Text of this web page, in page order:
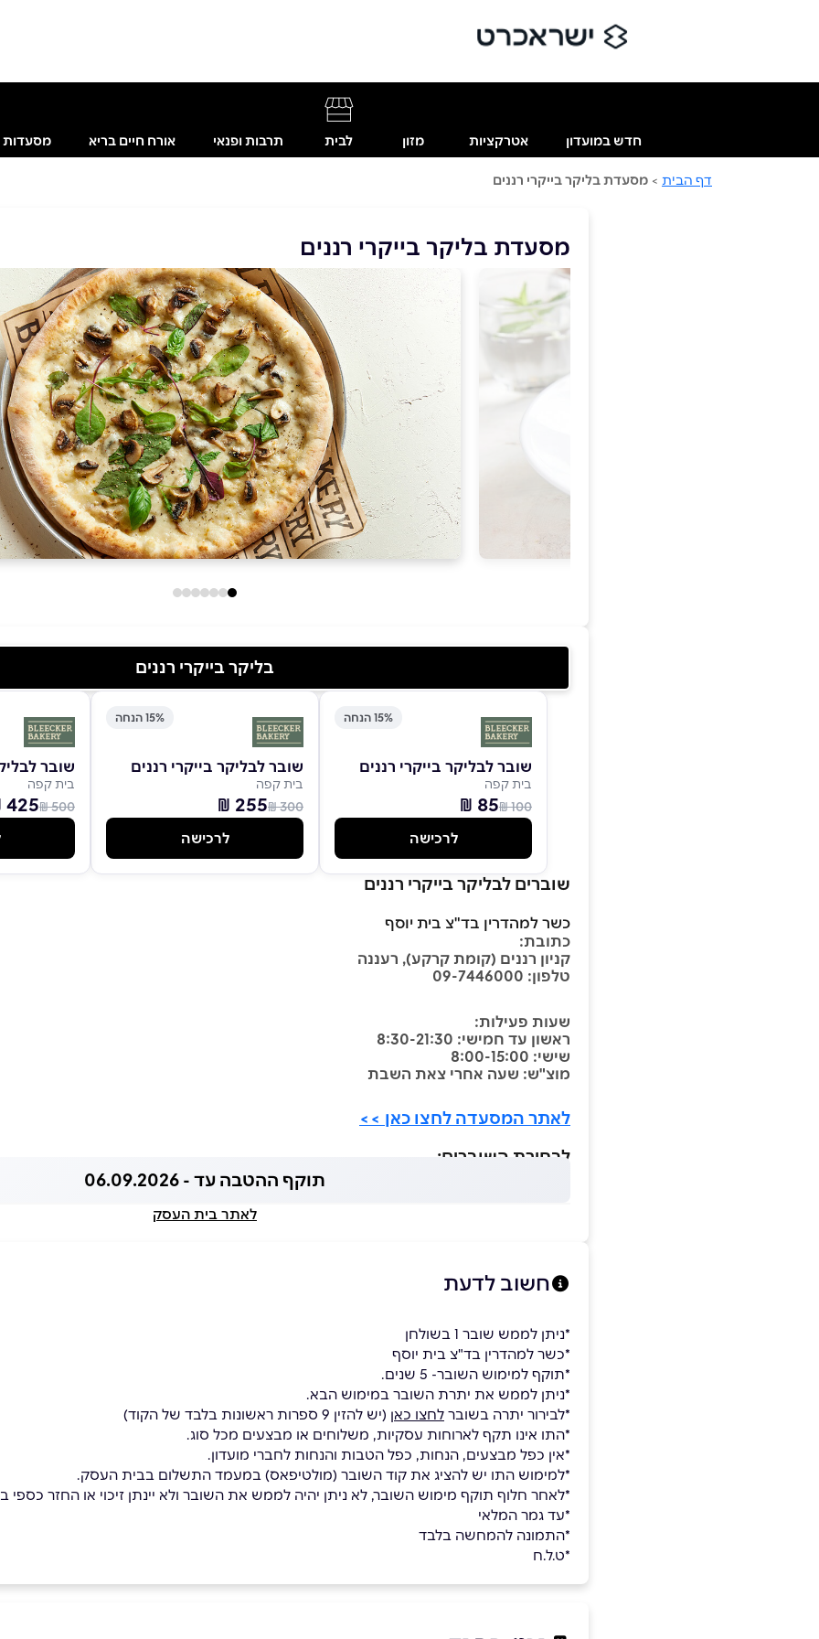
חדש במועדון אטרקציות מזון לבית תרבות ופנאי אורח חיים בריא מסעדות
דף הבית > מסעדת בליקר בייקרי רננים
מסעדת בליקר בייקרי רננים
בליקר בייקרי רננים
15% הנחה
שובר לבליקר בייקרי רננים
בית קפה
100 ₪
85 ₪
לרכישה
15% הנחה
שובר לבליקר בייקרי רננים
בית קפה
300 ₪
255 ₪
לרכישה
שובר
בית קפה
500 ₪
425 ₪
שוברים לבליקר בייקרי רננים
כשר למהדרין בד"צ בית יוסף
כתובת:
קניון רננים (קומת קרקע), רעננה
טלפון: 09-7446000
שעות פעילות:
ראשון עד חמישי: 8:30-21:30
שישי: 8:00-15:00
מוצ"ש: שעה אחרי צאת השבת
לאתר המסעדה לחצו כאן >>
לבחירת השוברים:
תוקף ההטבה עד - 06.09.2026
לאתר בית העסק
חשוב לדעת
*ניתן לממש שובר 1 בשולחן
*כשר למהדרין בד"צ בית יוסף
*תוקף למימוש השובר- 5 שנים.
*ניתן לממש את יתרת השובר במימוש הבא.
*לבירור יתרה בשובר לחצו כאן (יש להזין 9 ספרות ראשונות בלבד של הקוד)
*התו אינו תקף לארוחות עסקיות, משלוחים או מבצעים מכל סוג.
*אין כפל מבצעים, הנחות, כפל הטבות והנחות לחברי מועדון.
*למימוש התו יש להציג את קוד השובר (מולטיפאס) במעמד התשלום בבית העסק.
*לאחר חלוף תוקף מימוש השובר, לא ניתן יהיה לממש את השובר ולא יינתן זיכוי או החזר כספי
*עד גמר המלאי
*התמונה להמחשה בלבד
*ט.ל.ח